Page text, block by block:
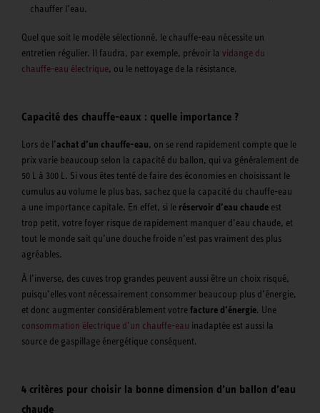
chauffer l’eau.
Quel que soit le modèle sélectionné, le chauffe-eau nécessite un
entretien régulier. Il faudra, par exemple, prévoir la vidange du
chauffe-eau électrique, ou le nettoyage de la résistance.
Capacité des chauffe-eaux : quelle importance ?
Lors de l’achat d’un chauffe-eau, on se rend rapidement compte que le
prix varie beaucoup selon la capacité du ballon, qui va généralement de
50 L à 300 L. Si vous êtes tenté de faire des économies en choisissant le
cumulus au volume le plus bas, sachez que la capacité du chauffe-eau
a une importance capitale. En effet, si le réservoir d’eau chaude est
trop petit, votre foyer risque de rapidement manquer d’eau chaude, et
tout le monde sait qu’une douche froide n’est pas vraiment des plus
agréables.
À l’inverse, des cuves trop grandes peuvent aussi être un choix risqué,
puisqu’elles vont nécessairement consommer beaucoup plus d’énergie,
et donc augmenter considérablement votrefacture d’énergie. Une
consommation électrique d’un chauffe-eau inadaptée est aussi la
source de gaspillage énergétique conséquent.
4 critères pour choisir la bonne dimension d’un ballon d’eau
chaude